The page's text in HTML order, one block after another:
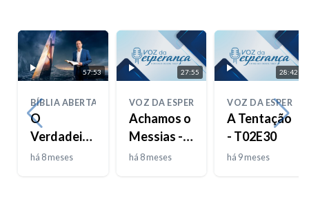
57:53
BÍBLIA ABERTA
O
Verdadeiro
Josué
há 8 meses
27:55
VOZ DA ESPERANÇA
Achamos o
Messias -
T02E31
há 8 meses
28:42
VOZ DA
A Tentação
- T02E30
há 9 meses